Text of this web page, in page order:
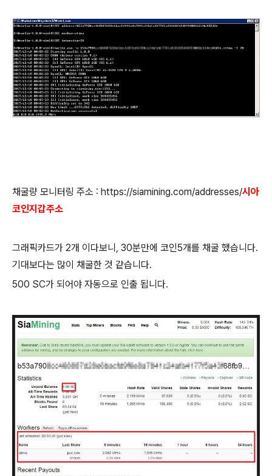
채굴량 모니터링 주소 : https://siamining.com/addresses/시아
코인지갑주소
그래픽카드가 2개 이다보니, 30분만에 코인5개를 채굴 했습니다.
기대보다는 많이 채굴한 것 같습니다.
500 SC가 되어야 자동으로 인출 됩니다.